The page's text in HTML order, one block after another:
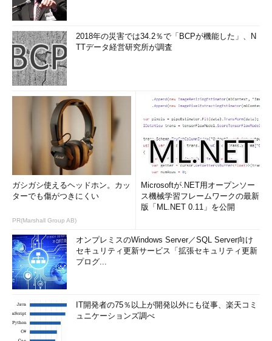
2018年の災害では34.2％で「BCPが機能した」、N
TTデータ経営研究所が調査
ガシガシ使えるヘッドホン。カッ
ターでも傷がつきにくい
PR(Marshall Group AB)
Microsoftが.NET用オープンソー
ス機械学習フレームワークの最新
版「ML.NET 0.11」を公開
オンプレミスのWindows Server／SQL Server向け
セキュリティ更新サービス「拡張セキュリティ更新
プログ...
IT開発者の75％以上が開発以外にも従事、楽天コミ
ュニケーションズ調べ